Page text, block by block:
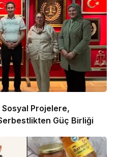
Projelere,
Güç Birliği